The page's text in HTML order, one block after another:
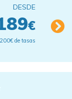
DESDE
€
de tasas